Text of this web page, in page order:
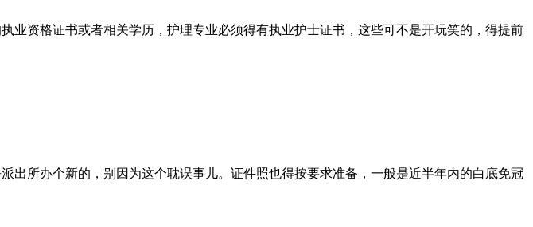
资格证书或者相关学历，护理专业必须得有执业护士证书，这些可不是开玩笑的，得提前
所办个新的，别因为这个耽误事儿。证件照也得按要求准备，一般是近半年内的白底免冠